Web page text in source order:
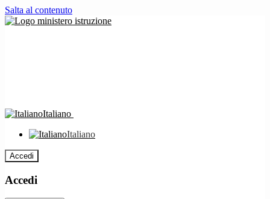
Salta al contenuto
Italiano
Italiano
Accedi
Accedi